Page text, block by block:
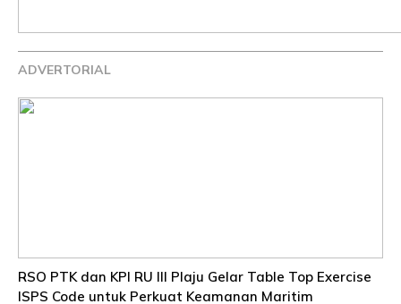
ADVERTORIAL
RSO PTK dan KPI RU III Plaju Gelar Table Top Exercise
ISPS Code untuk Perkuat Keamanan Maritim